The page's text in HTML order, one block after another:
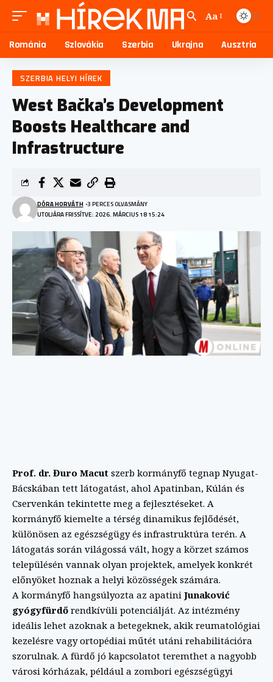
Aa
Románia Szlovákia Szerbia Ukrajna Ausztria
SZERBIA HELYI HÍREK
West Bačka’s Development
Boosts Healthcare and
Infrastructure
UTOLJÁRA FRISSÍTVE: 2026. MÁRCIUS 18 15:24
DÓRA HORVÁTH 3 PERCES OLVASMÁNY
Prof. dr. Đuro Macut szerb kormányfő tegnap Nyugat-
Bácskában tett látogatást, ahol Apatinban, Kúlán és
Cservenkán tekintette meg a fejlesztéseket. A
kormányfő kiemelte a térség dinamikus fejlődését,
különösen az egészségügy és infrastruktúra terén. A
látogatás során világossá vált, hogy a körzet számos
településén vannak olyan projektek, amelyek konkrét
előnyöket hoznak a helyi közösségek számára.
A kormányfő hangsúlyozta az apatini Junaković
gyógyfürdő rendkívüli potenciálját. Az intézmény
ideális lehet azoknak a betegeknek, akik reumatológiai
kezelésre vagy ortopédiai műtét utáni rehabilitációra
szorulnak. A fürdő jó kapcsolatot teremthet a nagyobb
városi kórházak, például a zombori egészségügyi